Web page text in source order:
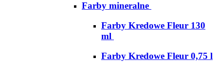
Farby mineralne
Farby Kredowe Fleur 130
ml
Farby Kredowe Fleur 0,75 l